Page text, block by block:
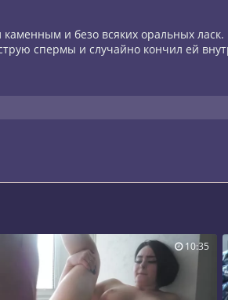
и безо всяких оральных ласк.
спермы и случайно кончил ей
10:35